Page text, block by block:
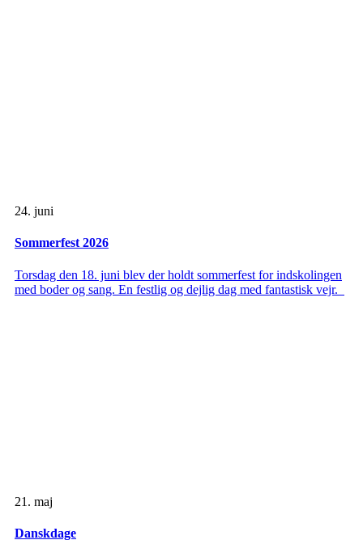
24. juni
Sommerfest 2026
Torsdag den 18. juni blev der holdt sommerfest for indskolingen
med boder og sang. En festlig og dejlig dag med fantastisk vejr.
21. maj
Danskdage